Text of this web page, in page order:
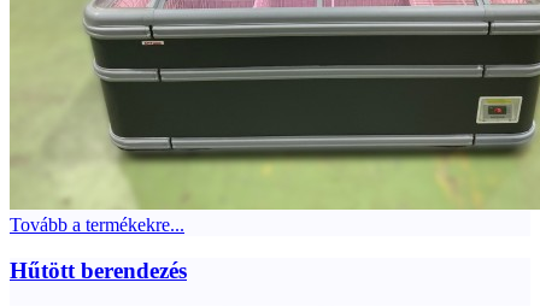
Tovább a termékekre...
Hűtött berendezés